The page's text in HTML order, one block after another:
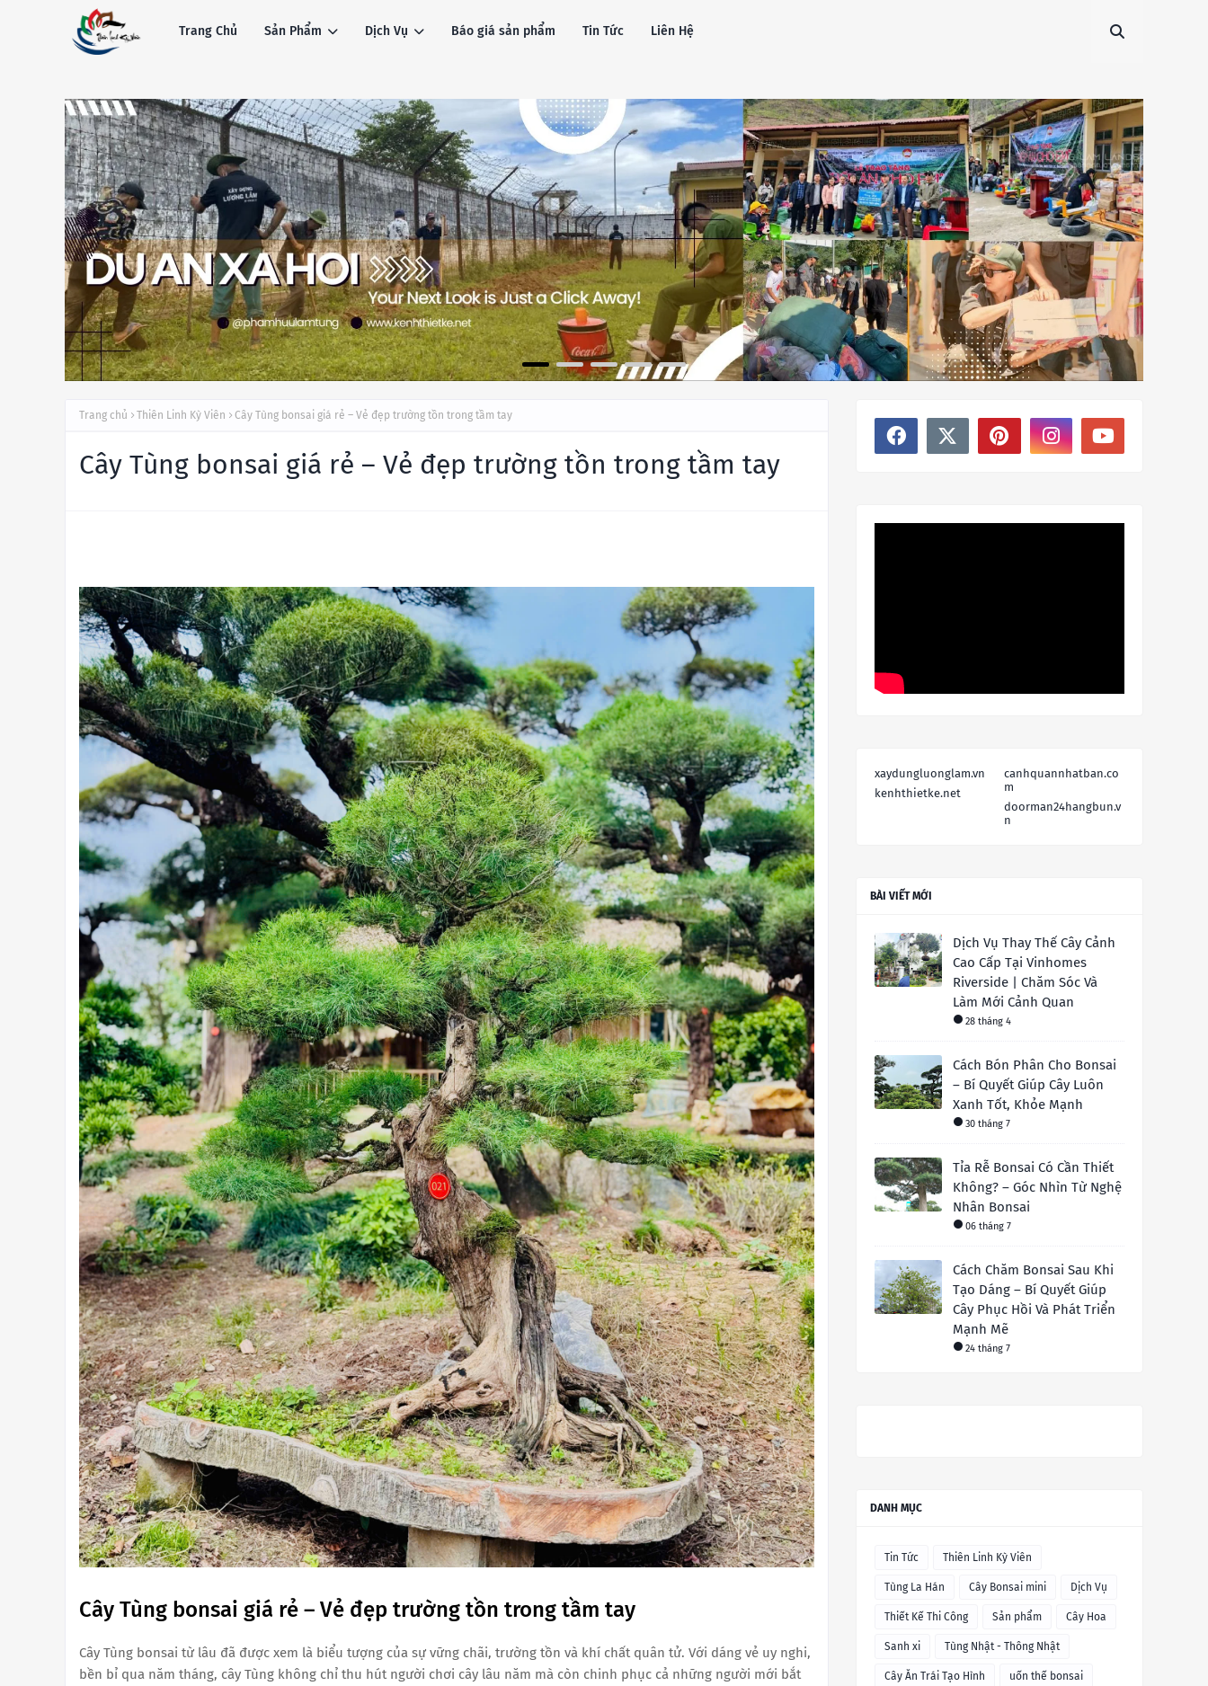
Trang Chủ Sản Phẩm Dịch Vụ Báo giá sản phẩm Tin Tức Liên Hệ
Trang chủ Thiên Linh Kỳ Viên Cây Tùng bonsai giá rẻ – Vẻ đẹp trường tồn trong tầm tay
Cây Tùng bonsai giá rẻ – Vẻ đẹp trường tồn trong tầm tay
Cây Tùng bonsai giá rẻ – Vẻ đẹp trường tồn trong tầm tay
Cây Tùng bonsai từ lâu đã được xem là biểu tượng của sự vững chãi, trường tồn và khí chất quân tử. Với dáng vẻ uy nghi,
bền bỉ qua năm tháng, cây Tùng không chỉ thu hút người chơi cây lâu năm mà còn chinh phục cả những người mới bắt
xaydungluonglam.vn
canhquannhatban.co
m
kenhthietke.net
doorman24hangbun.v
n
BÀI VIẾT MỚI
Dịch Vụ Thay Thế Cây Cảnh
Cao Cấp Tại Vinhomes
Riverside | Chăm Sóc Và
Làm Mới Cảnh Quan
28 tháng 4
Cách Bón Phân Cho Bonsai
– Bí Quyết Giúp Cây Luôn
Xanh Tốt, Khỏe Mạnh
30 tháng 7
Tỉa Rễ Bonsai Có Cần Thiết
Không? – Góc Nhìn Từ Nghệ
Nhân Bonsai
06 tháng 7
Cách Chăm Bonsai Sau Khi
Tạo Dáng – Bí Quyết Giúp
Cây Phục Hồi Và Phát Triển
Mạnh Mẽ
24 tháng 7
DANH MỤC
Tin Tức Thiên Linh Kỳ Viên
Tùng La Hán Cây Bonsai mini Dịch Vụ
Thiết Kế Thi Công Sản phẩm Cây Hoa
Sanh xi Tùng Nhật - Thông Nhật
Cây Ăn Trái Tạo Hình uốn thế bonsai